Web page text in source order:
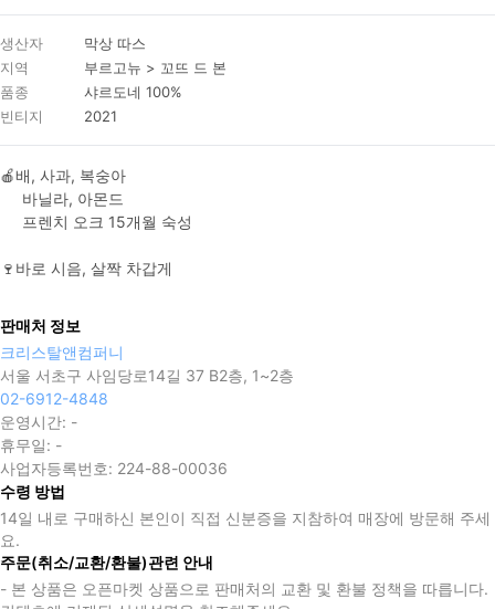
생산자
막상 따스
지역
부르고뉴 > 꼬뜨 드 본
품종
샤르도네 100%
빈티지
2021
🍎배, 사과, 복숭아
🍷바로 시음, 살짝 차갑게
판매처 정보
크리스탈앤컴퍼니
서울 서초구 사임당로14길 37 B2층, 1~2층
02-6912-4848
운영시간: -
휴무일: -
사업자등록번호: 224-88-00036
수령 방법
14일 내로 구매하신 본인이 직접 신분증을 지참하여 매장에 방문해 주세
요.
주문(취소/교환/환불)관련 안내
- 본 상품은 오픈마켓 상품으로 판매처의 교환 및 환불 정책을 따릅니다.